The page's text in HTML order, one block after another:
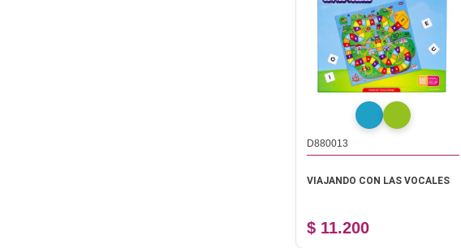
D880013
VIAJANDO CON LAS VOCALES
$ 11.200